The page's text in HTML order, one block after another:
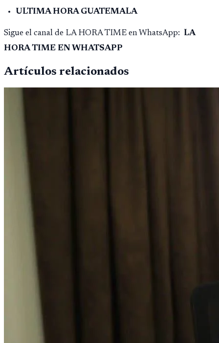
ULTIMA HORA GUATEMALA
Sigue el canal de LA HORA TIME en WhatsApp: LA
HORA TIME EN WHATSAPP
Artículos relacionados